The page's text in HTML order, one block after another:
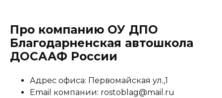
Про компанию ОУ ДПО
Благодарненская автошкола
ДОСААФ России
Адрес офиса: Первомайская ул.,1
Email компании: rostoblag@mail.ru